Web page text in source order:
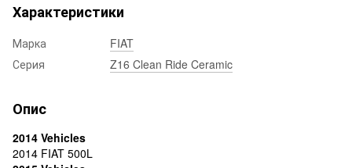
Характеристики
Марка
FIAT
Серия
Z16 Clean Ride Ceramic
Опис
2014 Vehicles
2014 FIAT 500L